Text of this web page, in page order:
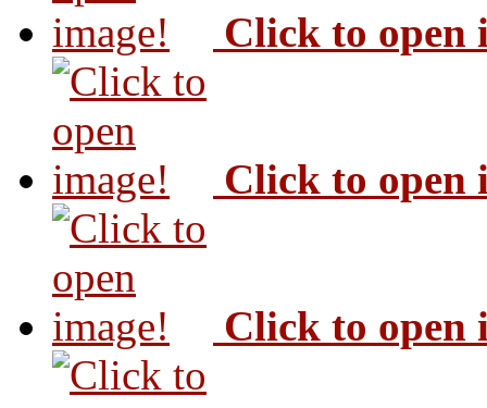
Click to open
Click to open
Click to open